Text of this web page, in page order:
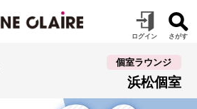
個室ラウンジ
浜松個室